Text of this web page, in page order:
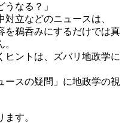
うなる？」
立などのニュースは、
を鵜呑みにするだけでは真
ヒントは、ズバリ地政学に
ースの疑問」に地政学の視
す。